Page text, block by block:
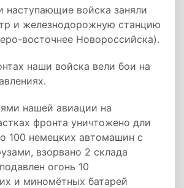
наступающие войска заняли
и железнодорожную станцию
восточнее Новороссийска).
наши войска вели бои на
нашей авиации на
фронта уничтожено дли
100 немецких автомашин с
взорвано 2 склада
огонь 10
и миномётных батарей